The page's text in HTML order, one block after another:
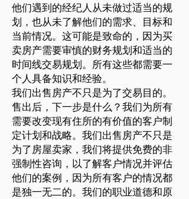
他们遇到的经纪人从未做过适当的规
划，也从未了解他们的需求、目标和
当前情况。这可能是致命的，因为买
卖房产需要审慎的财务规划和适当的
时间线交易规划。所有这些都需要一
个人具备知识和经验。
我们出售房产不只是为了交易目的。
售出后，下一步是什么？我们为所有
需要改变现有住所的有价值的客户制
定计划和战略。我们出售房产不只是
为了房屋卖家，我们将提供免费的非
强制性咨询，以了解客户情况并评估
他们的案例，因为所有客户的情况都
是独一无二的。我们的职业道德和原